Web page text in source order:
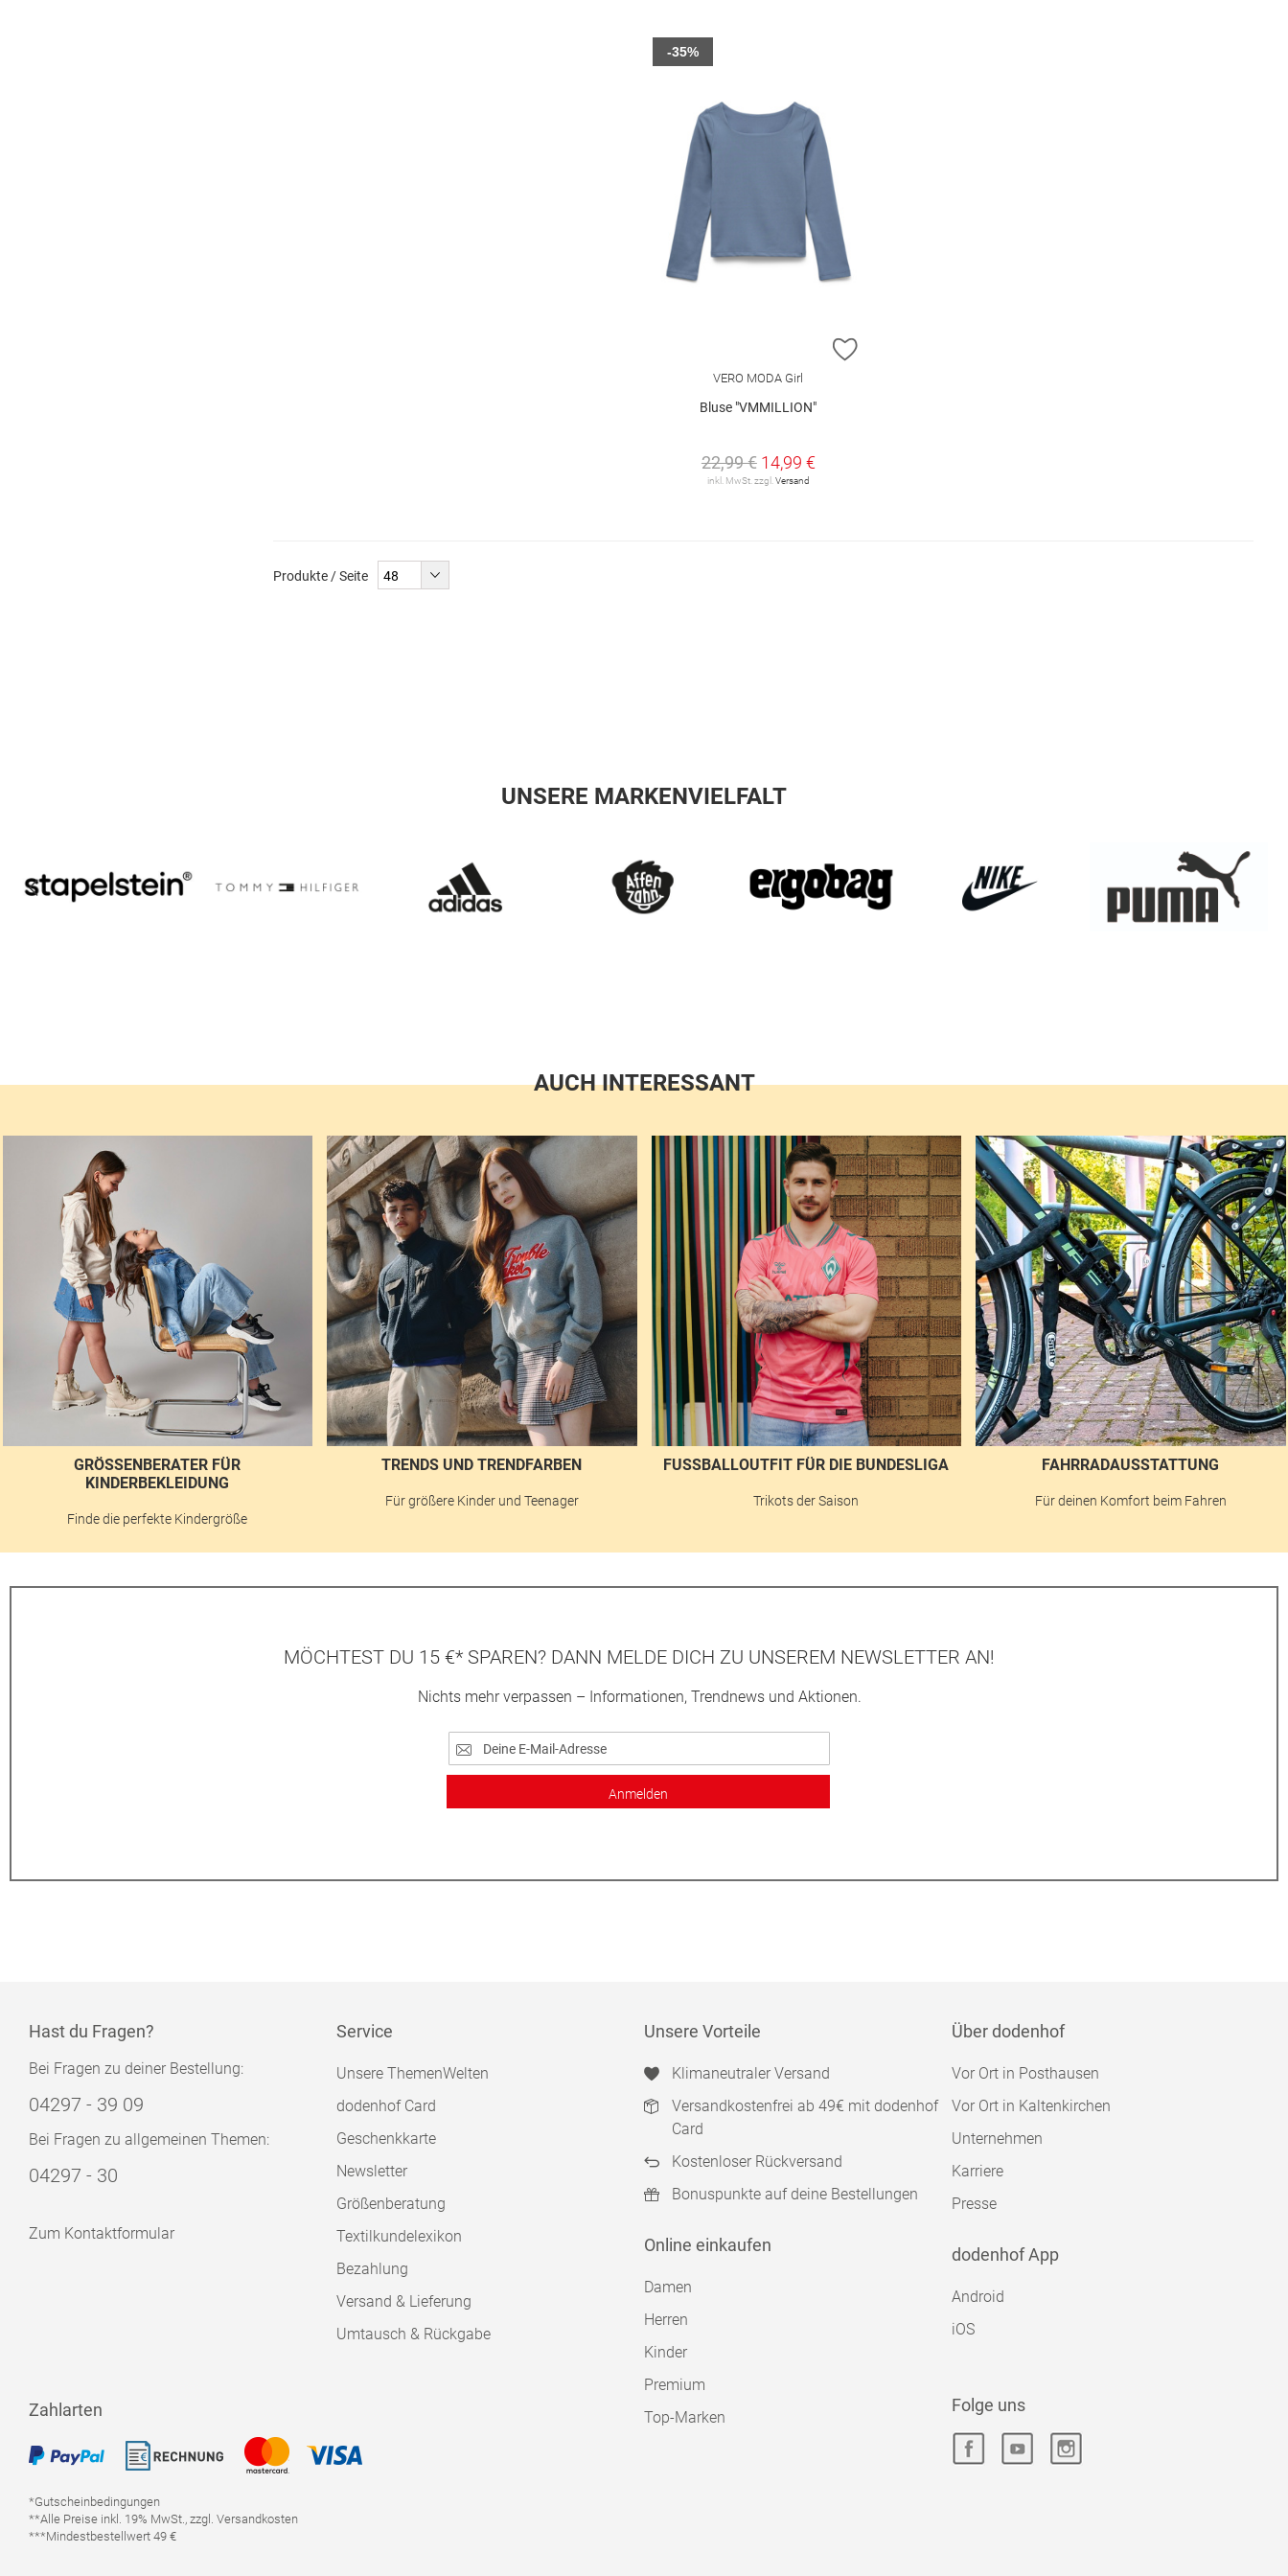
ZUR WUNSCHLISTE HINZUFÜGEN
VERO MODA Girl
Bluse "VMMILLION"
22,99 € 14,99 €
inkl. MwSt. zzgl. Versand
-35%
Produkte / Seite
UNSERE MARKENVIELFALT
AUCH INTERESSANT
GRÖSSENBERATER FÜR K
INDERBEKLEIDUNG
Finde die perfekte Kindergröße
TRENDS UND TRENDFARBEN
Für größere Kinder und Teenager
FUSSBALLOUTFIT FÜR DIE BUNDESLIGA
Trikots der Saison
FAHRRADAUSSTATTUNG
Für deinen Komfort beim Fahren
MÖCHTEST DU 15 €* SPAREN? DANN MELDE DICH ZU UNSEREM NEWSLETTER AN!
Nichts mehr verpassen – Informationen, Trendnews und Aktionen.
Anmelden
Hast du Fragen?
Bei Fragen zu deiner Bestellung:
04297 - 39 09
Bei Fragen zu allgemeinen Themen:
04297 - 30
Zum Kontaktformular
Service
Unsere ThemenWelten
dodenhof Card
Geschenkkarte
Newsletter
Größenberatung
Textilkundelexikon
Bezahlung
Versand & Lieferung
Umtausch & Rückgabe
Unsere Vorteile
Klimaneutraler Versand
Versandkostenfrei ab 49€ mit dodenhof
Card
Kostenloser Rückversand
Bonuspunkte auf deine Bestellungen
Online einkaufen
Damen
Herren
Kinder
Premium
Top-Marken
Über dodenhof
Vor Ort in Posthausen
Vor Ort in Kaltenkirchen
Unternehmen
Karriere
Presse
dodenhof App
Android
iOS
Zahlarten
*Gutscheinbedingungen
**Alle Preise inkl. 19% MwSt., zzgl. Versandkosten
***Mindestbestellwert 49 €
Folge uns